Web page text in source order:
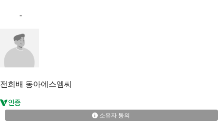
-
전희배 동아에스엠씨
소유자 동의